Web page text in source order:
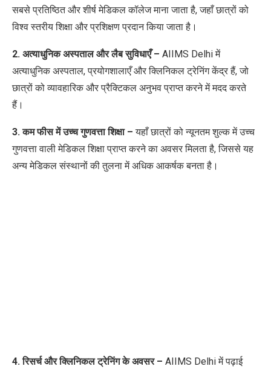
सबसे प्रतिष्ठित और शीर्ष मेडिकल कॉलेज माना जाता है,जहाँ छात्रों को
विश्व स्तरीय शिक्षा और प्रशिक्षण प्रदान किया जाता है।
2. अत्याधुनिक अस्पताल और लैब सुविधाएँ– AIIMS Delhiमें
अत्याधुनिक अस्पताल,प्रयोगशालाएँ और क्लिनिकल ट्रेनिंग केंद्र हैं,जो
छात्रों को व्यावहारिक और प्रैक्टिकल अनुभव प्राप्त करने में मदद करते
हैं।
3. कम फीस में उच्च गुणवत्ता शिक्षा– यहाँ छात्रों को न्यूनतम शुल्क में उच्च
गुणवत्ता वाली मेडिकल शिक्षा प्राप्त करने का अवसर मिलता है,जिससे यह
अन्य मेडिकल संस्थानों की तुलना में अधिक आकर्षक बनता है।
4. रिसर्च और क्लिनिकल ट्रेनिंग के अवसर– AIIMS Delhiमें पढ़ाई